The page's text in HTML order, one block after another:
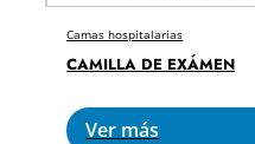
Camas hospitalarias
CAMILLA DE EXÁMEN
Ver más